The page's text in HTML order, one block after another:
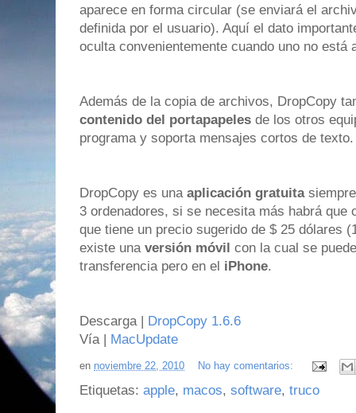
aparece en forma circular (se enviará el
definida por el usuario). Aquí el dato
oculta convenientemente cuando uno no está
Además de la copia de archivos, DropCopy
contenido del portapapeles de los otros
programa y soporta mensajes cortos de texto.
DropCopy es una aplicación gratuita
3 ordenadores, si se necesita más habrá que
que tiene un precio sugerido de $ 25 dólares
existe una versión móvil con la cual se
transferencia pero en el iPhone.
Descarga | DropCopy 1.6.6
Vía | MacUpdate
en noviembre 22, 2010 No hay comentarios:
Etiquetas: apple, macos, software, truco